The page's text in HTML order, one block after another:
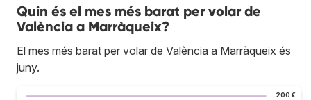
Quin és el mes més barat per volar de
València a Marràqueix?
El mes més barat per volar de València a Marràqueix és
juny.
200 €